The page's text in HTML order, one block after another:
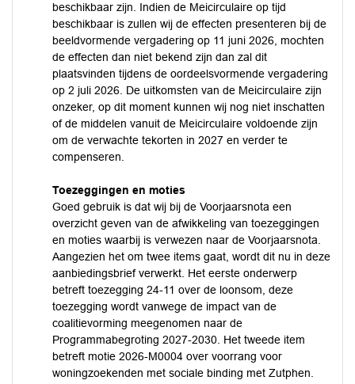
beschikbaar zijn. Indien de Meicirculaire op tijd
beschikbaar is zullen wij de effecten presenteren bij de
beeldvormende vergadering op 11 juni 2026, mochten
de effecten dan niet bekend zijn dan zal dit
plaatsvinden tijdens de oordeelsvormende vergadering
op 2 juli 2026. De uitkomsten van de Meicirculaire zijn
onzeker, op dit moment kunnen wij nog niet inschatten
of de middelen vanuit de Meicirculaire voldoende zijn
om de verwachte tekorten in 2027 en verder te
compenseren.
Toezeggingen en moties
Goed gebruik is dat wij bij de Voorjaarsnota een
overzicht geven van de afwikkeling van toezeggingen
en moties waarbij is verwezen naar de Voorjaarsnota.
Aangezien het om twee items gaat, wordt dit nu in deze
aanbiedingsbrief verwerkt. Het eerste onderwerp
betreft toezegging 24-11 over de loonsom, deze
toezegging wordt vanwege de impact van de
coalitievorming meegenomen naar de
Programmabegroting 2027-2030. Het tweede item
betreft motie 2026-M0004 over voorrang voor
woningzoekenden met sociale binding met Zutphen.